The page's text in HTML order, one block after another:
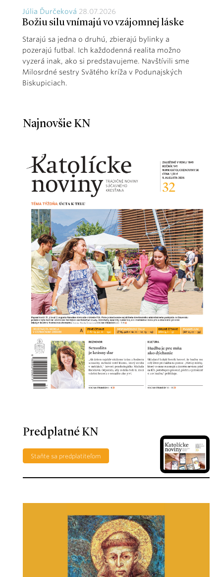
Júlia Ďurčeková 28.07.2026
Božiu silu vnímajú vo vzájomnej láske
Starajú sa jedna o druhú, zbierajú bylinky a
pozerajú futbal. Ich každodenná realita možno
vyzerá inak, ako si predstavujeme. Navštívili sme
Milosrdné sestry Svätého kríža v Podunajských
Biskupiciach.
Najnovšie KN
Predplatné KN
Staňte sa predplatiteľom